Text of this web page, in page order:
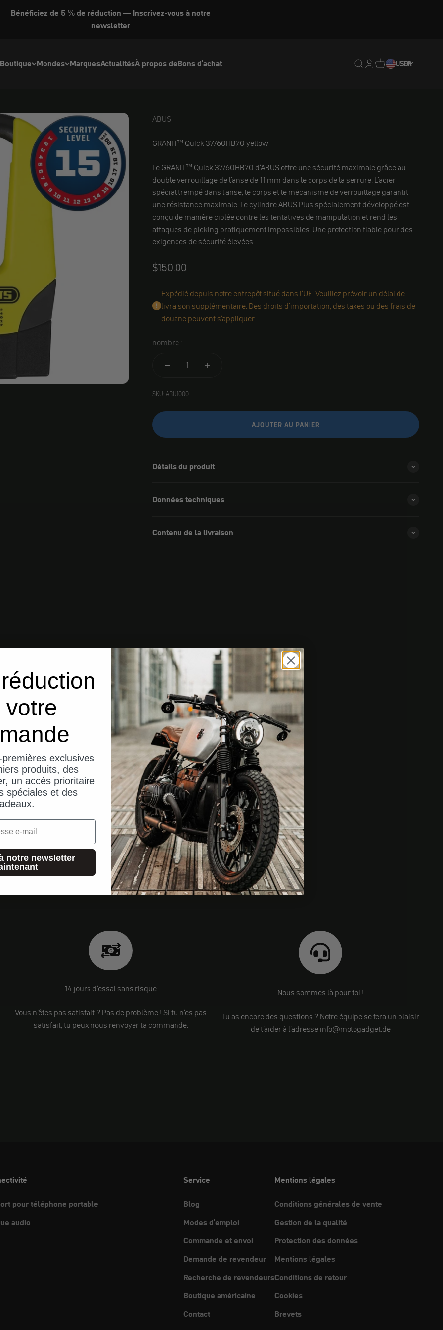
Bénéficiez de 5 % de réduction — Inscrivez-vous à notre
newsletter
Boutique Mondes MarquesActualitésÀ propos deBons d'achat Translation missing :
Translation missing :
Traduction
USDFR
ABUS
ABUS
GRANIT™ Quick 37/60HB70 yellow
Le GRANIT™ Quick 37/60HB70 d'ABUS offre une sécurité maximale grâce au
double verrouillage de l'anse de 11 mm dans le corps de la serrure. L'acier
spécial trempé dans l'anse, le corps et le mécanisme de verrouillage garantit
une résistance maximale. Le cylindre ABUS Plus spécialement développé est
conçu de manière ciblée contre les tentatives de manipulation et rend les
attaques de picking pratiquement impossibles. Une protection fiable pour des
exigences de sécurité élevées.
Angebot
$150.00
Expédié depuis notre entrepôt situé dans l'UE. Veuillez prévoir un délai de
livraison supplémentaire. Des droits d'importation, des taxes ou des frais de
douane peuvent s'appliquer.
nombre :
SKU: ABU1000
AJOUTER AU PANIER
Détails du produit
Données techniques
Contenu de la livraison
14 jours d'essai sans risque
Vous n'êtes pas satisfait ? Pas de problème ! Si tu n'es pas
satisfait, tu peux nous renvoyer ta commande.
Nous sommes là pour toi !
Tu as encore des questions ? Notre équipe se fera un plaisir
de t'aider à l'adresse info@motogadget.de
pour téléphone portable
audio
Service
Blog
Modes d'emploi
Commande et envoi
Demande de revendeur
Recherche de revendeurs
Boutique américaine
Contact
Mentions légales
Conditions générales de vente
Gestion de la qualité
Protection des données
Mentions légales
Conditions de retour
Cookies
Brevets
votre
exclusives
produits, des
un accès prioritaire
spéciales et des
notre newsletter